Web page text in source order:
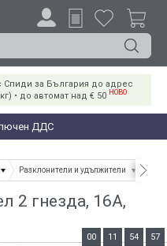
Спиди за България до адрес
• до автомат над € 50 НОВО
ДДС
Разклонители и удължители
2 гнезда, 16А,
00 11 54 56